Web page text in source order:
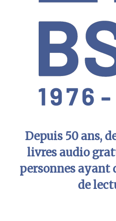
Depuis 50 ans,
livres audio
personnes ayant
de